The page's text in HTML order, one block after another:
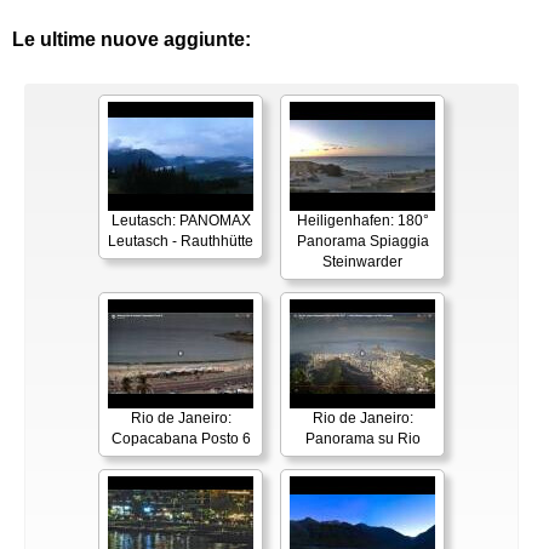
Le ultime nuove aggiunte:
Leutasch: PANOMAX
Leutasch - Rauthhütte
Heiligenhafen: 180°
Panorama Spiaggia
Steinwarder
Rio de Janeiro:
Copacabana Posto 6
Rio de Janeiro:
Panorama su Rio